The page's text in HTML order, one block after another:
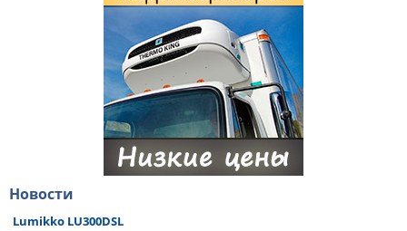
Новости
Lumikko LU300DSL